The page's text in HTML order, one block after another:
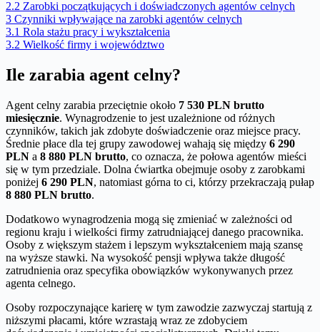
2.2 Zarobki początkujących i doświadczonych agentów celnych
3 Czynniki wpływające na zarobki agentów celnych
3.1 Rola stażu pracy i wykształcenia
3.2 Wielkość firmy i województwo
Ile zarabia agent celny?
Agent celny zarabia przeciętnie około 7 530 PLN brutto
miesięcznie. Wynagrodzenie to jest uzależnione od różnych
czynników, takich jak zdobyte doświadczenie oraz miejsce pracy.
Średnie płace dla tej grupy zawodowej wahają się między 6 290
PLN a 8 880 PLN brutto, co oznacza, że połowa agentów mieści
się w tym przedziale. Dolna ćwiartka obejmuje osoby z zarobkami
poniżej 6 290 PLN, natomiast górna to ci, którzy przekraczają pułap
8 880 PLN brutto.
Dodatkowo wynagrodzenia mogą się zmieniać w zależności od
regionu kraju i wielkości firmy zatrudniającej danego pracownika.
Osoby z większym stażem i lepszym wykształceniem mają szansę
na wyższe stawki. Na wysokość pensji wpływa także długość
zatrudnienia oraz specyfika obowiązków wykonywanych przez
agenta celnego.
Osoby rozpoczynające karierę w tym zawodzie zazwyczaj startują z
niższymi płacami, które wzrastają wraz ze zdobyciem